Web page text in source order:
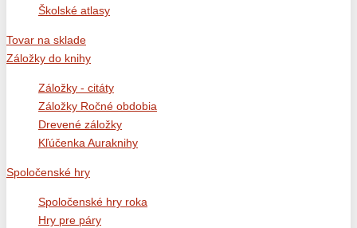
Školské atlasy
Tovar na sklade
Záložky do knihy
Záložky - citáty
Záložky Ročné obdobia
Drevené záložky
Kľúčenka Auraknihy
Spoločenské hry
Spoločenské hry roka
Hry pre páry